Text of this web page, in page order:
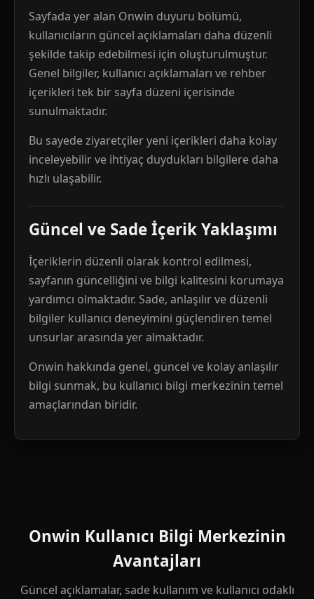
Sayfada yer alan Onwin duyuru bölümü,
kullanıcıların güncel açıklamaları daha düzenli
şekilde takip edebilmesi için oluşturulmuştur.
Genel bilgiler, kullanıcı açıklamaları ve rehber
içerikleri tek bir sayfa düzeni içerisinde
sunulmaktadır.
Bu sayede ziyaretçiler yeni içerikleri daha kolay
inceleyebilir ve ihtiyaç duydukları bilgilere daha
hızlı ulaşabilir.
Güncel ve Sade İçerik Yaklaşımı
İçeriklerin düzenli olarak kontrol edilmesi,
sayfanın güncelliğini ve bilgi kalitesini korumaya
yardımcı olmaktadır. Sade, anlaşılır ve düzenli
bilgiler kullanıcı deneyimini güçlendiren temel
unsurlar arasında yer almaktadır.
Onwin hakkında genel, güncel ve kolay anlaşılır
bilgi sunmak, bu kullanıcı bilgi merkezinin temel
amaçlarından biridir.
Onwin Kullanıcı Bilgi Merkezinin
Avantajları
Güncel açıklamalar, sade kullanım ve kullanıcı odaklı